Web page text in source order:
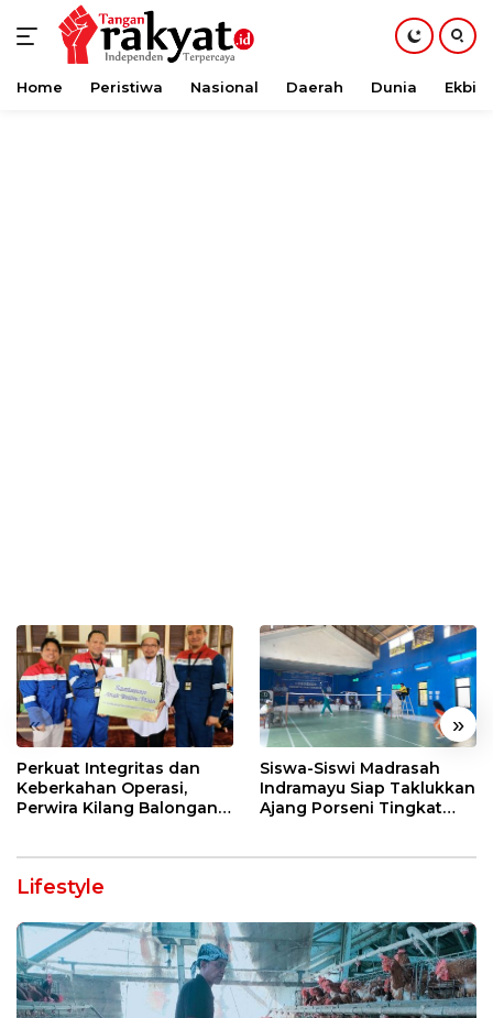
Langsung
Home Peristiwa Nasional Daerah Dunia Ekbis
« »
Perkuat Integritas dan
Keberkahan Operasi,
Perwira Kilang Balongan
Siswa-Siswi Madrasah
Indramayu Siap Taklukkan
Ajang Porseni Tingkat
Lifestyle